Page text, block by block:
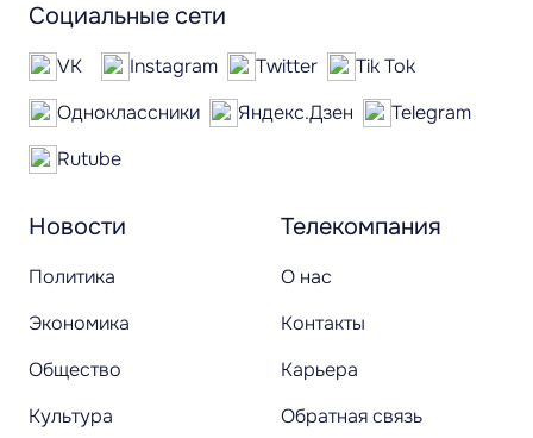
Новости
Политика
Экономика
Общество
Культура
Телекомпания
О нас
Контакты
Карьера
Обратная связь
Социальные сети
VK Instagram Twitter
Tik Tok
Одноклассники
Яндекс.Дзен
Telegram
Rutube